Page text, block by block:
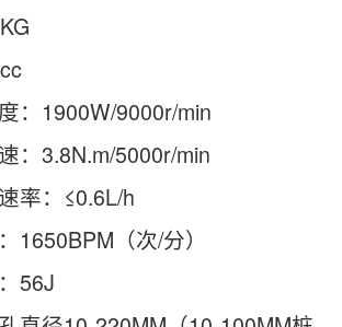
1900W/9000r/min
3.8N.m/5000r/min
：≤0.6L/h
（次/分）
56J